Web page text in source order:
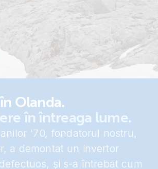
Olanda.
în întreaga lume.
'70, fondatorul nostru,
a demontat un invertor
și s-a întrebat cum